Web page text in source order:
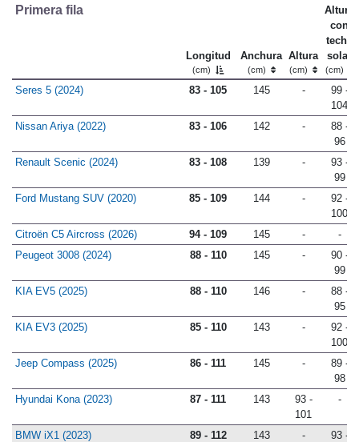
Primera fila
Longitud
(cm)
Anchura
(cm)
Altura
(cm)
Altura
con
techo
solar
(cm)
Seres 5 (2024) 83 - 105 145 -
99 -
104
Nissan Ariya (2022)
83 - 106 142 -
88 -
96
Renault Scenic (2024)
83 - 108 139 -
93 -
99
Ford Mustang SUV (2020)
85 - 109 144 -
92 -
100
Citroën C5 Aircross (2026)
94 - 109 145 -
-
Peugeot 3008 (2024)
88 - 110 145 -
90 -
99
KIA EV5 (2025)
88 - 110 146 -
88 -
95
KIA EV3 (2025)
85 - 110 143 -
92 -
100
Jeep Compass (2025)
86 - 111 145 -
89 -
98
Hyundai Kona (2023)
87 - 111 143
93 -
101
-
BMW iX1 (2023) 89 - 112 143 -
93 -